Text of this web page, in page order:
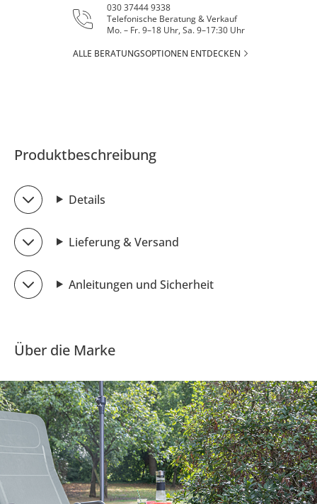
030 37444 9338
Telefonische Beratung & Verkauf
Mo. – Fr. 9–18 Uhr, Sa. 9–17:30 Uhr
ALLE BERATUNGSOPTIONEN ENTDECKEN
Produktbeschreibung
Details
Lieferung & Versand
Anleitungen und Sicherheit
Über die Marke